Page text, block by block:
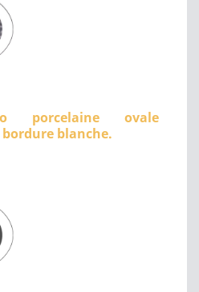
porcelaine ovale
blanche.